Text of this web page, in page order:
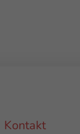
Kontakt